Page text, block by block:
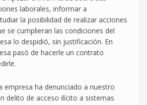
laborales, informar a
la posibilidad de realizar acciones
se cumplieran las condiciones del
lo despidió, sin justificación. En
pasó de hacerle un contrato
empresa ha denunciado a nuestro
delito de acceso ilícito a sistemas